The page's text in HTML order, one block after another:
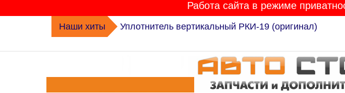
Работа сайта в режиме
Наши хиты Комплект ГРМ K015631XS Лада Гранта / Калина-2 /